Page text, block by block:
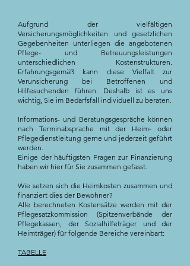
Aufgrund der vielfältigen
Versicherungsmöglichkeiten und gesetzlichen
Gegebenheiten unterliegen die angebotenen
Pflege- und Betreuungsleistungen
unterschiedlichen Kostenstrukturen.
Erfahrungsgemäß kann diese Vielfalt zur
Verunsicherung bei Betroffenen und
Hilfesuchenden führen. Deshalb ist es uns
wichtig, Sie im Bedarfsfall individuell zu beraten.
Informations- und Beratungsgespräche können
nach Terminabsprache mit der Heim- oder
Pflegedienstleitung gerne und jederzeit geführt
werden.
Einige der häuftigsten Fragen zur Finanzierung
haben wir hier für Sie zusammen gefasst.
Wie setzen sich die Heimkosten zusammen und
finanziert dies der Bewohner?
Alle berechneten Kostensätze werden mit der
Pflegesatzkommission (Spitzenverbände der
Pflegekassen, der Sozialhilfeträger und der
Heimträger) für folgende Bereiche vereinbart:
TABELLE